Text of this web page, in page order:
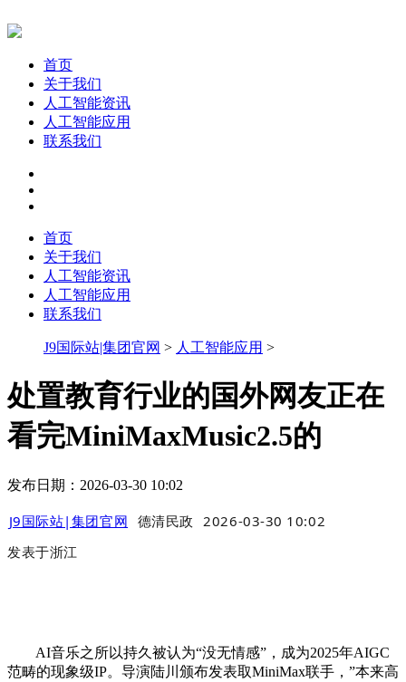
首页
关于我们
人工智能资讯
人工智能应用
联系我们
首页
关于我们
人工智能资讯
人工智能应用
联系我们
J9国际站|集团官网 > 人工智能应用 >
处置教育行业的国外网友正在
看完MiniMaxMusic2.5的
发布日期：2026-03-30 10:02
J9国际站|集团官网 德清民政
2026-03-30 10:02
发表于浙江
AI音乐之所以持久被认为“没无情感”，成为2025年AIGC
范畴的现象级IP。导演陆川颁布发表取MiniMax联手，”本来高